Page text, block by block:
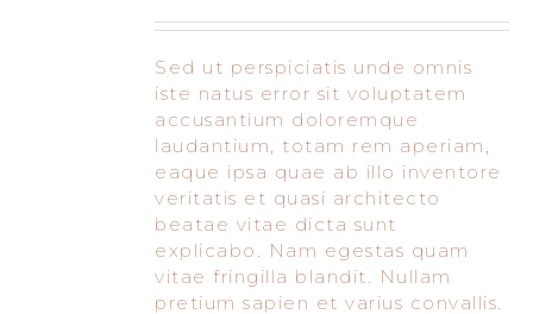
Sed ut perspiciatis unde omnis
iste natus error sit voluptatem
accusantium doloremque
laudantium, totam rem aperiam,
eaque ipsa quae ab illo inventore
veritatis et quasi architecto
beatae vitae dicta sunt
explicabo. Nam egestas quam
vitae fringilla blandit. Nullam
pretium sapien et varius convallis.